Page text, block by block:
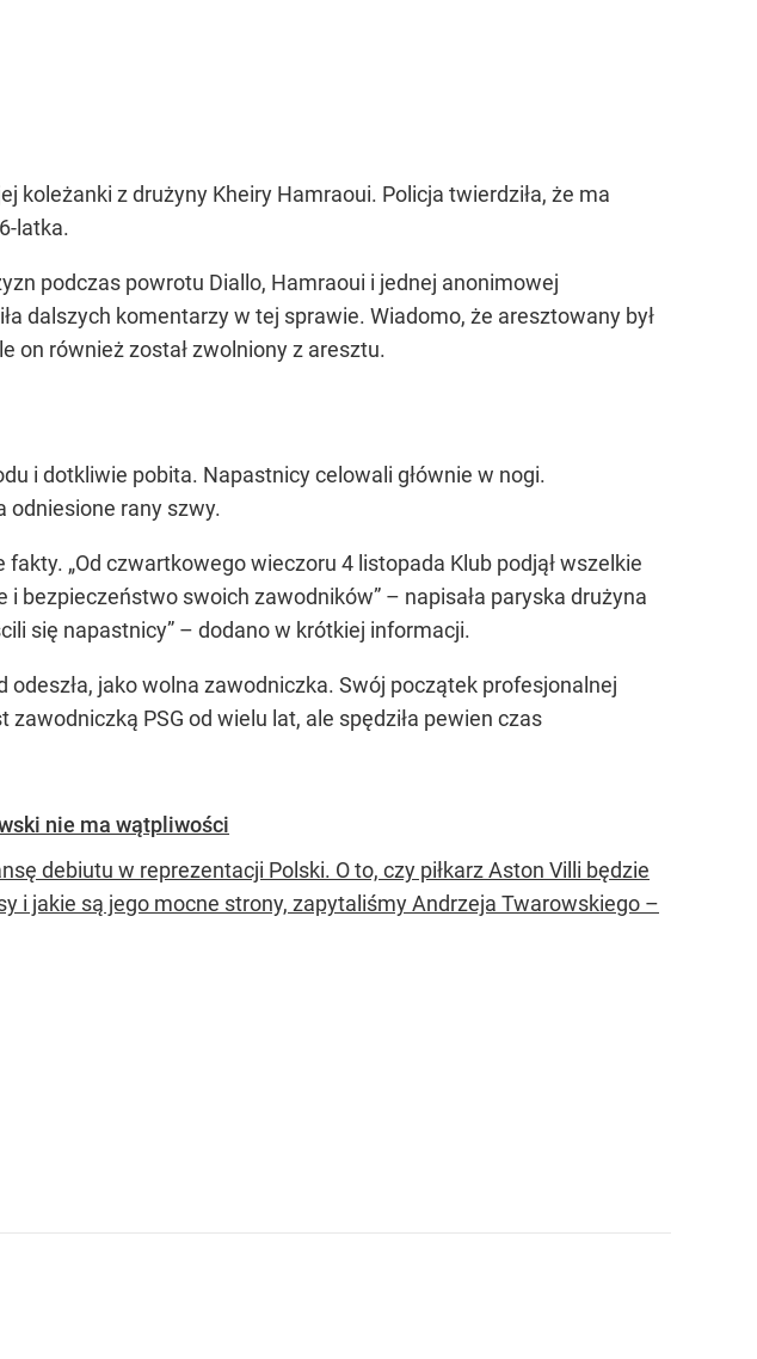
koleżanki z drużyny Kheiry Hamraoui. Policja twierdziła, że ma
latka.
podczas powrotu Diallo, Hamraoui i jednej anonimowej
dalszych komentarzy w tej sprawie. Wiadomo, że aresztowany był
on również został zwolniony z aresztu.
i dotkliwie pobita. Napastnicy celowali głównie w nogi.
odniesione rany szwy.
„Od czwartkowego wieczoru 4 listopada Klub podjął wszelkie
bezpieczeństwo swoich zawodników” – napisała paryska drużyna
się napastnicy” – dodano w krótkiej informacji.
jako wolna zawodniczka. Swój początek profesjonalnej
PSG od wielu lat, ale spędziła pewien czas
nie ma wątpliwości
debiutu w reprezentacji Polski. O to, czy piłkarz Aston Villi będzie
i jakie są jego mocne strony, zapytaliśmy Andrzeja Twarowskiego –